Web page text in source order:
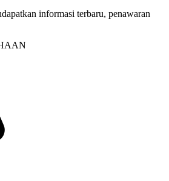
informasi terbaru, penawaran